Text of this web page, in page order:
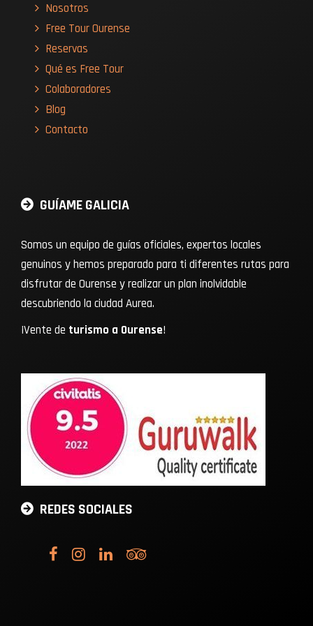
Nosotros
Free Tour Ourense
Reservas
Qué es Free Tour
Colaboradores
Blog
Contacto
GUÍAME GALICIA
Somos un equipo de guías oficiales, expertos locales
genuinos y hemos preparado para ti diferentes rutas para
disfrutar de Ourense y realizar un plan inolvidable
descubriendo la ciudad Aurea.
¡Vente de turismo a Ourense!
REDES SOCIALES